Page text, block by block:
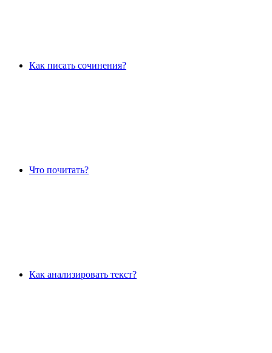
Как писать сочинения?
Что почитать?
Как анализировать текст?